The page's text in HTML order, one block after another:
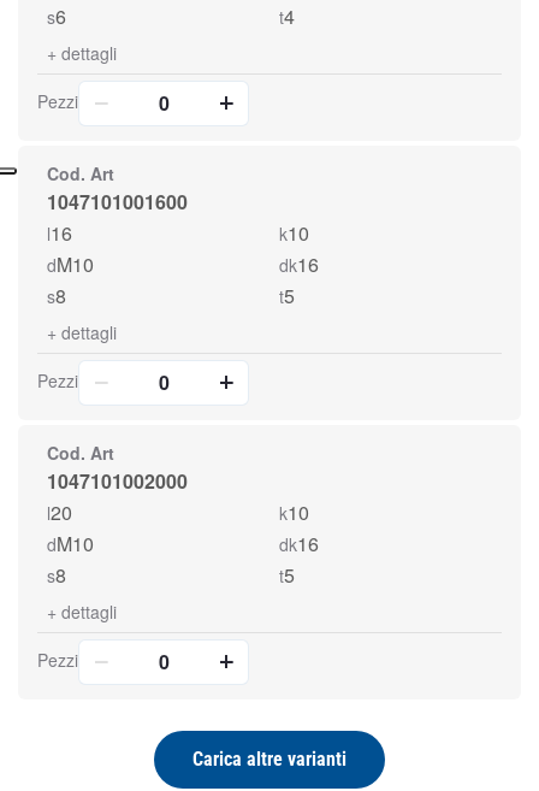
s6 t4
+ dettagli
Pezzi
Cod. Art
1047101001600
l16 k10
dM10 dk16
s8 t5
+ dettagli
Pezzi
Cod. Art
1047101002000
l20 k10
dM10 dk16
s8 t5
+ dettagli
Pezzi
Carica altre varianti